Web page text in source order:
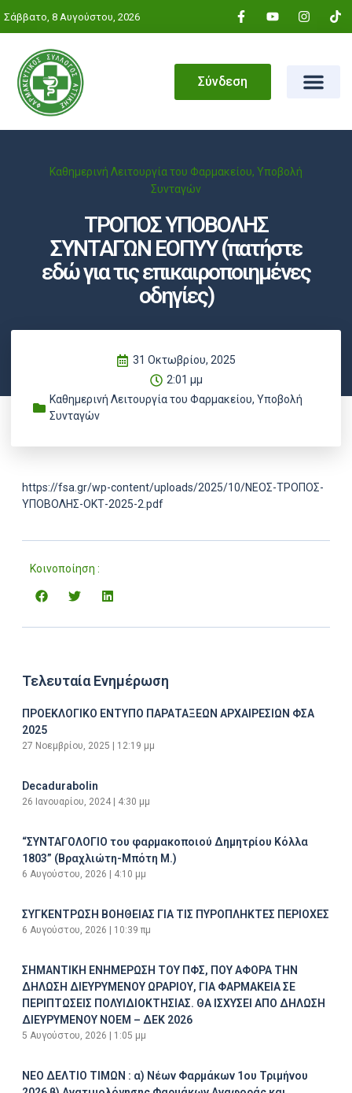
Σάββατο, 8 Αυγούστου, 2026
Σύνδεση
Καθημερινή Λειτουργία του Φαρμακείου, Υποβολή
Συνταγών
ΤΡΟΠΟΣ ΥΠΟΒΟΛΗΣ
ΣΥΝΤΑΓΩΝ ΕΟΠΥΥ (πατήστε
εδώ για τις επικαιροποιημένες
οδηγίες)
31 Οκτωβρίου, 2025
2:01 μμ
Καθημερινή Λειτουργία του Φαρμακείου, Υποβολή
Συνταγών
https://fsa.gr/wp-content/uploads/2025/10/ΝΕΟΣ-ΤΡΟΠΟΣ-
ΥΠΟΒΟΛΗΣ-ΟΚΤ-2025-2.pdf
Κοινοποίηση :
Τελευταία Ενημέρωση
ΠΡΟΕΚΛΟΓΙΚΟ ΕΝΤΥΠΟ ΠΑΡΑΤΑΞΕΩΝ ΑΡΧΑΙΡΕΣΙΩΝ ΦΣΑ
2025
27 Νοεμβρίου, 2025 12:19 μμ
Decadurabolin
26 Ιανουαρίου, 2024 4:30 μμ
“ΣΥΝΤΑΓΟΛΟΓΙΟ του φαρμακοποιού Δημητρίου Κόλλα
1803” (Βραχλιώτη-Μπότη Μ.)
6 Αυγούστου, 2026 4:10 μμ
ΣΥΓΚΕΝΤΡΩΣΗ ΒΟΗΘΕΙΑΣ ΓΙΑ ΤΙΣ ΠΥΡΟΠΛΗΚΤΕΣ ΠΕΡΙΟΧΕΣ
6 Αυγούστου, 2026 10:39 πμ
ΣΗΜΑΝΤΙΚΗ ΕΝΗΜΕΡΩΣΗ ΤΟΥ ΠΦΣ, ΠΟΥ ΑΦΟΡΑ ΤΗΝ
ΔΗΛΩΣΗ ΔΙΕΥΡΥΜΕΝΟΥ ΩΡΑΡΙΟΥ, ΓΙΑ ΦΑΡΜΑΚΕΙΑ ΣΕ
ΠΕΡΙΠΤΩΣΕΙΣ ΠΟΛΥΙΔΙΟΚΤΗΣΙΑΣ. ΘΑ ΙΣΧΥΣΕΙ ΑΠΟ ΔΗΛΩΣΗ
ΔΙΕΥΡΥΜΕΝΟΥ ΝΟΕΜ – ΔΕΚ 2026
5 Αυγούστου, 2026 1:05 μμ
ΝΕΟ ΔΕΛΤΙΟ ΤΙΜΩΝ : α) Νέων Φαρμάκων 1ου Τριμήνου